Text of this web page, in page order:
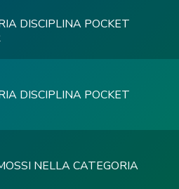
DISCIPLINA POCKET
DISCIPLINA POCKET
NELLA CATEGORIA